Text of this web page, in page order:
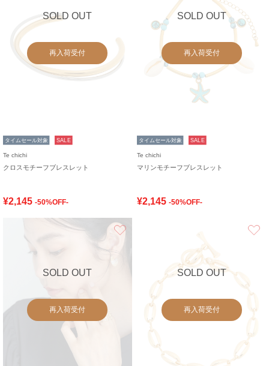
SOLD OUT
再入荷受付
タイムセール対象 SALE
Te chichi
クロスモチーフブレスレット
¥2,145 -50%OFF-
SOLD OUT
再入荷受付
タイムセール対象 SALE
Te chichi
マリンモチーフブレスレット
¥2,145 -50%OFF-
SOLD OUT
再入荷受付
SOLD OUT
再入荷受付